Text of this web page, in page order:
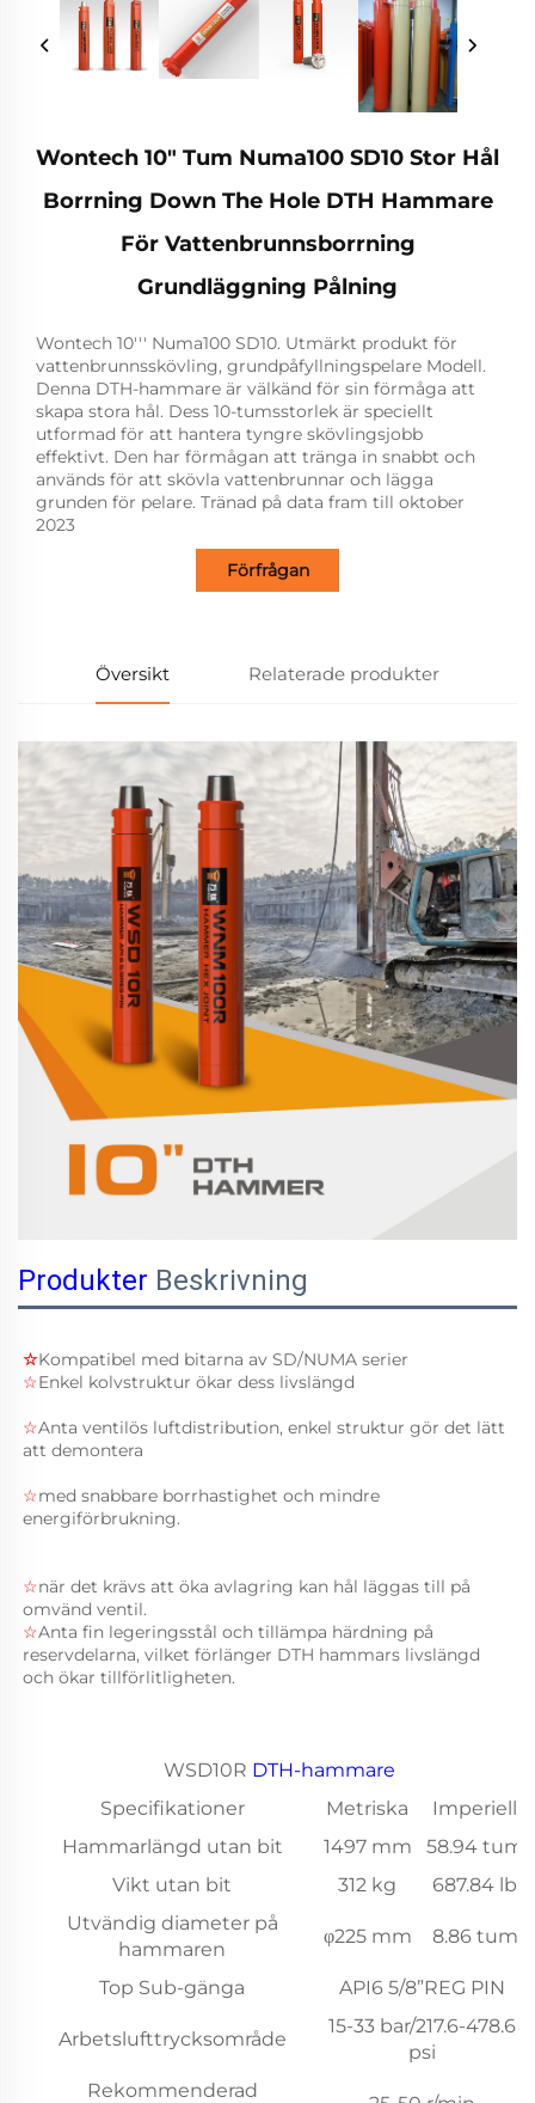
Wontech 10" Tum Numa100 SD10 Stor Hål
Borrning Down The Hole DTH Hammare
För Vattenbrunnsborrning
Grundläggning Pålning
Wontech 10''' Numa100 SD10. Utmärkt produkt för
vattenbrunnsskövling, grundpåfyllningspelare Modell.
Denna DTH-hammare är välkänd för sin förmåga att
skapa stora hål. Dess 10-tumsstorlek är speciellt
utformad för att hantera tyngre skövlingsjobb
effektivt. Den har förmågan att tränga in snabbt och
används för att skövla vattenbrunnar och lägga
grunden för pelare. Tränad på data fram till oktober
2023
Förfrågan
Översikt Relaterade produkter
Produkter Beskrivning
☆Kompatibel med bitarna av SD/NUMA serier
☆Enkel kolvstruktur ökar dess livslängd
☆Anta ventilös luftdistribution, enkel struktur gör det lätt
att demontera
☆med snabbare borrhastighet och mindre
energiförbrukning.
☆när det krävs att öka avlagring kan hål läggas till på
omvänd ventil.
☆Anta fin legeringsstål och tillämpa härdning på
reservdelarna, vilket förlänger DTH hammars livslängd
och ökar tillförlitligheten.
WSD10R DTH-hammare
Specifikationer
Metriska
Imperiell
Hammarlängd utan bit
1497 mm
58.94 tum
Vikt utan bit
312 kg
687.84 lb
Utvändig diameter på
hammaren
φ225 mm 8.86 tum
Top Sub-gänga API6 5/8”REG PIN
Arbetslufttrycksområde
15-33 bar/217.6-478.6
psi
Rekommenderad